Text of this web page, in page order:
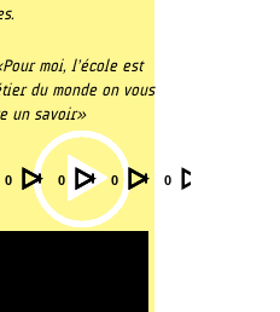
moi, l’école est
du monde on vous
un savoir »
00:00 00:00 00:00 00:00